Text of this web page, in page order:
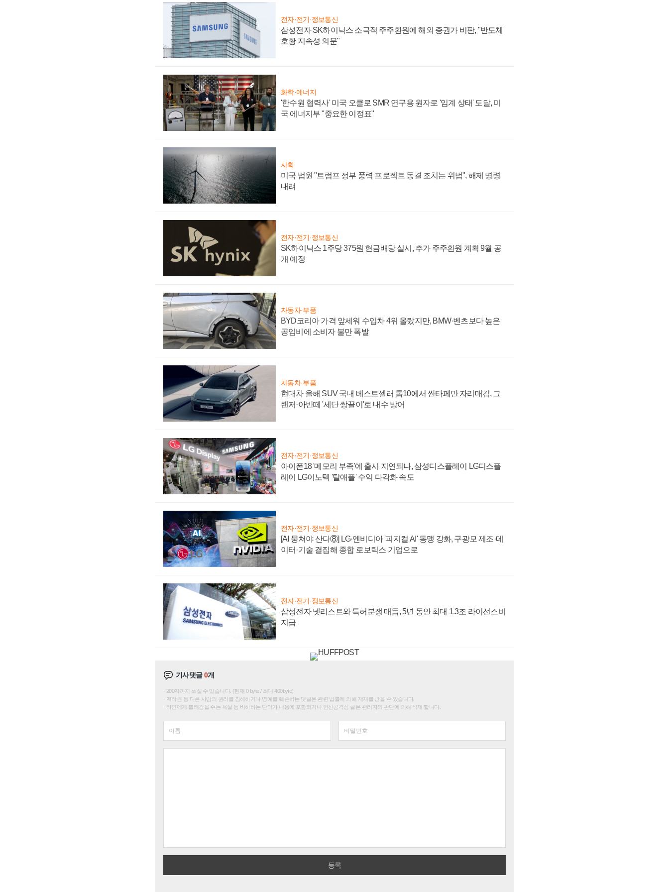
전자·전기·정보통신
삼성전자 SK하이닉스 소극적 주주환원에 해외 증권가 비판, "반도체
호황 지속성 의문"
화학·에너지
'한수원 협력사' 미국 오클로 SMR 연구용 원자로 '임계 상태' 도달, 미
국 에너지부 "중요한 이정표"
사회
미국 법원 "트럼프 정부 풍력 프로젝트 동결 조치는 위법", 해제 명령
내려
전자·전기·정보통신
SK하이닉스 1주당 375원 현금배당 실시, 추가 주주환원 계획 9월 공
개 예정
자동차·부품
BYD코리아 가격 앞세워 수입차 4위 올랐지만, BMW·벤츠보다 높은
공임비에 소비자 불만 폭발
자동차·부품
현대차 올해 SUV 국내 베스트셀러 톱10에서 싼타페만 자리매김, 그
랜저·아반떼 '세단 쌍끌이'로 내수 방어
전자·전기·정보통신
아이폰18 '메모리 부족'에 출시 지연되나, 삼성디스플레이 LG디스플
레이 LG이노텍 '탈애플' 수익 다각화 속도
전자·전기·정보통신
[AI 뭉쳐야 산다⑧] LG·엔비디아 '피지컬 AI' 동맹 강화, 구광모 제조·데
이터·기술 결집해 종합 로보틱스 기업으로
전자·전기·정보통신
삼성전자 넷리스트와 특허분쟁 매듭, 5년 동안 최대 1.3조 라이선스비
지급
기사댓글0개
200자까지 쓰실 수 있습니다. (현재 0 byte / 최대 400byte)
저작권 등 다른 사람의 권리를 침해하거나 명예를 훼손하는 댓글은 관련 법률에 의해 제재를 받을 수 있습니다.
타인에게 불쾌감을 주는 욕설 등 비하하는 단어가 내용에 포함되거나 인신공격성 글은 관리자의 판단에 의해 삭제 합니다.